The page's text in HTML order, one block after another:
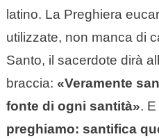
latino. La Preghiera
utilizzate, non manca di
Santo, il sacerdote dirà
braccia: «Veramente
fonte di ogni santità».
preghiamo: santifica